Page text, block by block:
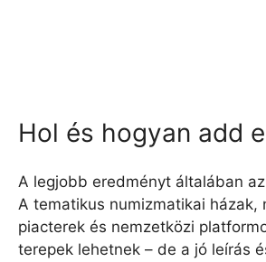
Hol és hogyan add
A legjobb eredményt általában
A tematikus numizmatikai házak,
piacterek és nemzetközi
terepek lehetnek – de a jó leírás